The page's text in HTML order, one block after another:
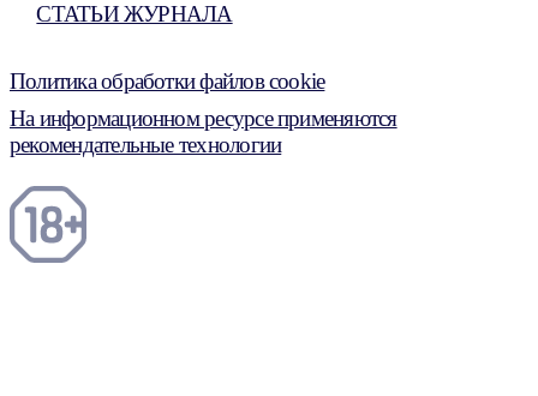
СТАТЬИ ЖУРНАЛА
Политика обработки файлов cookie
На информационном ресурсе применяются
рекомендательные технологии